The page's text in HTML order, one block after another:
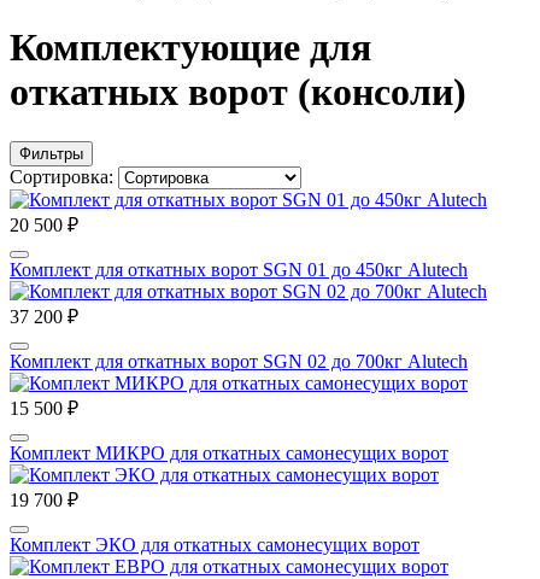
Комплектующие для
откатных ворот (консоли)
Фильтры
Сортировка:
20 500 ₽
Комплект для откатных ворот SGN 01 до 450кг Alutech
37 200 ₽
Комплект для откатных ворот SGN 02 до 700кг Alutech
15 500 ₽
Комплект МИКРО для откатных самонесущих ворот
19 700 ₽
Комплект ЭКО для откатных самонесущих ворот